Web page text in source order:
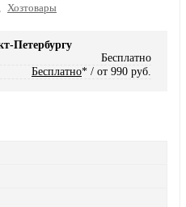
Хозтовары
Петербургу
Бесплатно
Бесплатно* / от 990 руб.